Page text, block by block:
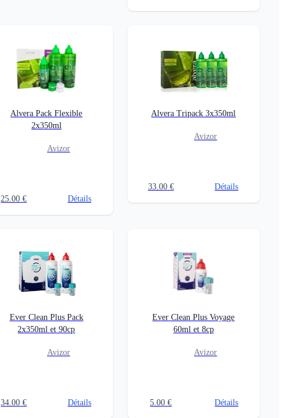
Alvera Pack Flexible
2x350ml
Avizor
25.00 € Détails
Alvera Tripack 3x350ml
Avizor
33.00 € Détails
Ever Clean Plus Pack
2x350ml et 90cp
Avizor
34.00 € Détails
Ever Clean Plus Voyage
60ml et 8cp
Avizor
5.00 € Détails